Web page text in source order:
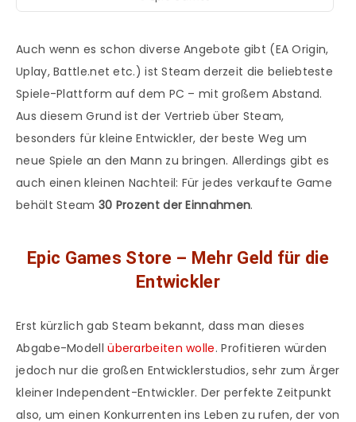
Auch wenn es schon diverse Angebote gibt (EA Origin,
Uplay, Battle.net etc.) ist Steam derzeit die beliebteste
Spiele-Plattform auf dem PC – mit großem Abstand.
Aus diesem Grund ist der Vertrieb über Steam,
besonders für kleine Entwickler, der beste Weg um
neue Spiele an den Mann zu bringen. Allerdings gibt es
auch einen kleinen Nachteil: Für jedes verkaufte Game
behält Steam 30 Prozent der Einnahmen.
Epic Games Store – Mehr Geld für die
Entwickler
Erst kürzlich gab Steam bekannt, dass man dieses
Abgabe-Modellüberarbeiten wolle. Profitieren würden
jedoch nur die großen Entwicklerstudios, sehr zum Ärger
kleiner Independent-Entwickler. Der perfekte Zeitpunkt
also, um einen Konkurrenten ins Leben zu rufen, der von